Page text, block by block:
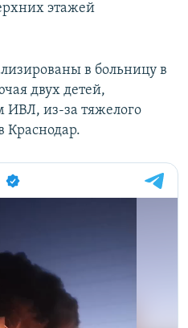
этажей
в больницу в
двух детей,
ИВЛ, из-за тяжелого
Краснодар.